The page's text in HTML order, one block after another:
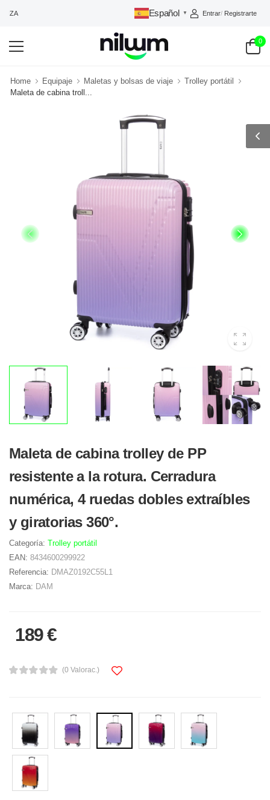
Español ▼ Entrar/ Registrarte
0
Home Equipaje Maletas y bolsas de viaje
Trolley portátil
Maleta de cabina troll...
Maleta de cabina trolley de PP
resistente a la rotura. Cerradura
numérica, 4 ruedas dobles extraíbles
y giratorias 360°.
Categoría: Trolley portátil
EAN: 8434600299922
Referencia: DMAZ0192C55L1
Marca: DAM
189 €
(0 Valorac.)